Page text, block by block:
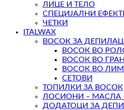
ЛИЦЕ И ТЕЛО
СПЕЦИЈАЛНИ
ЧЕТКИ
ITALWAX
ВОСОК ЗА
ВОСОК ВО
ВОСОК ВО
ВОСОК ВО
СЕТОВИ
ТОПИЛКИ ЗА ВОСОК
ЛОСИОНИ – МАСЛА
ДОДАТОЦИ ЗА